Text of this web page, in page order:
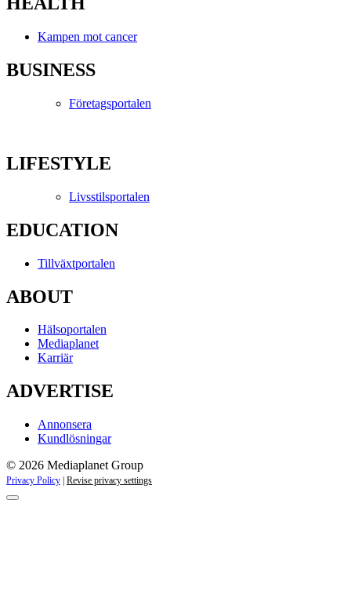
Kampen mot cancer
BUSINESS
Företagsportalen
LIFESTYLE
Livsstilsportalen
EDUCATION
Tillväxtportalen
ABOUT
Hälsoportalen
Mediaplanet
Karriär
ADVERTISE
Annonsera
Kundlösningar
© 2026 Mediaplanet Group
Privacy Policy Revise privacy settings